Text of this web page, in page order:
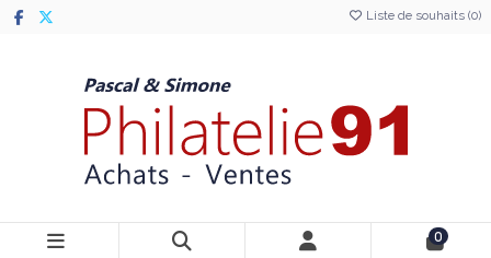
Liste de souhaits (0)
0